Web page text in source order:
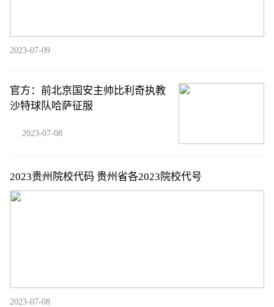
2023-07-09
官方：前北京国安主帅比利奇执教
沙特球队哈萨征服
2023-07-08
2023贵州院校代码 贵州省各2023院校代号
2023-07-08